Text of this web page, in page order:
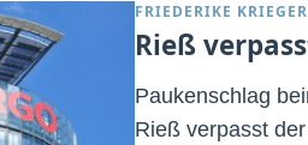
FRIEDERIKE KRIEGER
Rieß
Paukenschlag
Rieß verpasst